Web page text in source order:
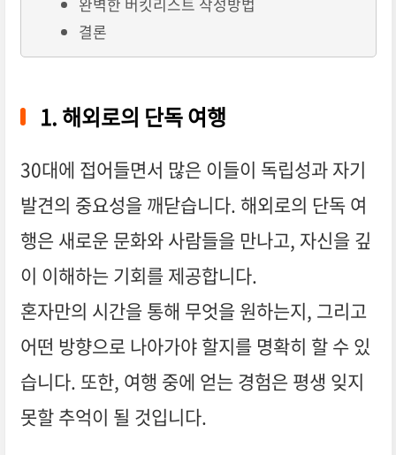
결론
1. 해외로의 단독 여행
30대에 접어들면서 많은 이들이 독립성과 자기
발견의 중요성을 깨닫습니다. 해외로의 단독 여
행은 새로운 문화와 사람들을 만나고, 자신을 깊
이 이해하는 기회를 제공합니다.
혼자만의 시간을 통해 무엇을 원하는지, 그리고
어떤 방향으로 나아가야 할지를 명확히 할 수 있
습니다. 또한, 여행 중에 얻는 경험은 평생 잊지
못할 추억이 될 것입니다.